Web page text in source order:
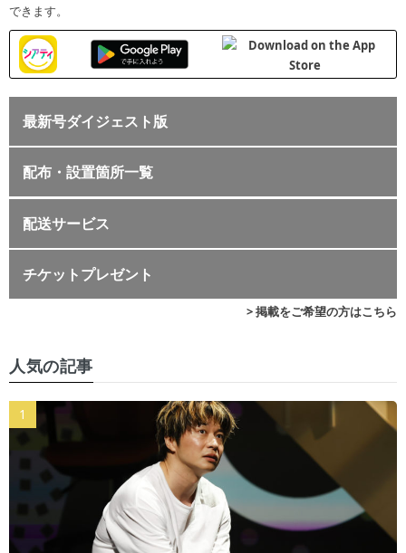
できます。
最新号ダイジェスト版
配布・設置箇所一覧
配送サービス
チケットプレゼント
> 掲載をご希望の方はこちら
人気の記事